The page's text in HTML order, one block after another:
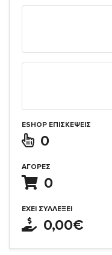
ESHOP ΕΠΙΣΚΈΨΕΙΣ
0
ΑΓΟΡΈΣ
0
ΈΧΕΙ ΣΥΛΛΈΞΕΙ
0,00€